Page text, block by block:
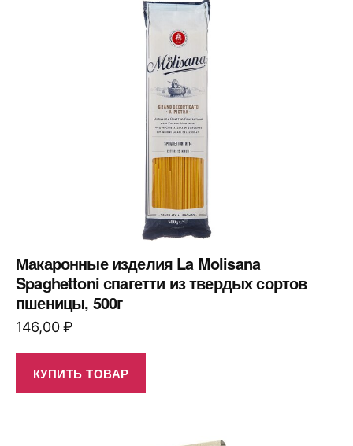
Макаронные изделия La Molisana
Spaghettoni спагетти из твердых сортов
пшеницы, 500г
146,00₽
КУПИТЬ ТОВАР